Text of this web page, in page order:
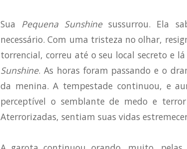
Sua Pequena Sunshinesussurrou. Ela
necessário. Com uma tristeza no olhar,
torrencial, correu até o seu local secreto e
Sunshine. As horas foram passando e o
da menina. A tempestade continuou, e
perceptível o semblante de medo e terror
Aterrorizadas, sentiam suas vidas